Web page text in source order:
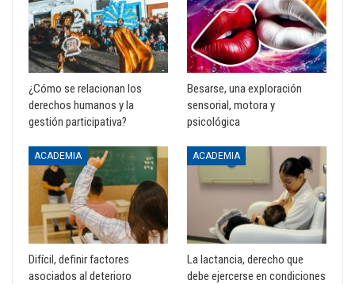
¿Cómo se relacionan los
derechos humanos y la
gestión participativa?
Besarse, una exploración
sensorial, motora y
psicológica
ACADEMIA
Difícil, definir factores
asociados al deterioro
ACADEMIA
La lactancia, derecho que
debe ejercerse en condiciones